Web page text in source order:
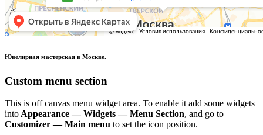
Ювелирная мастерская в Москве.
Custom menu section
This is off canvas menu widget area. To enable it add some widgets
into Appearance — Widgets — Menu Section, and go to
Customizer — Main menu to set the icon position.